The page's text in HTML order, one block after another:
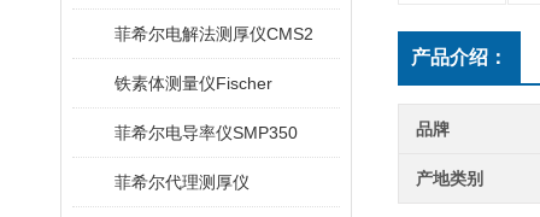
菲希尔电解法测厚仪CMS2
铁素体测量仪Fischer
菲希尔电导率仪SMP350
菲希尔代理测厚仪
产品介绍：
品牌
产地类别